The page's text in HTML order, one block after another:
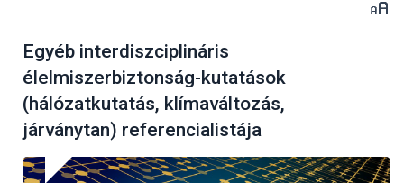
Egyéb interdiszciplináris
élelmiszerbiztonság-kutatások
(hálózatkutatás, klímaváltozás,
járványtan) referencialistája